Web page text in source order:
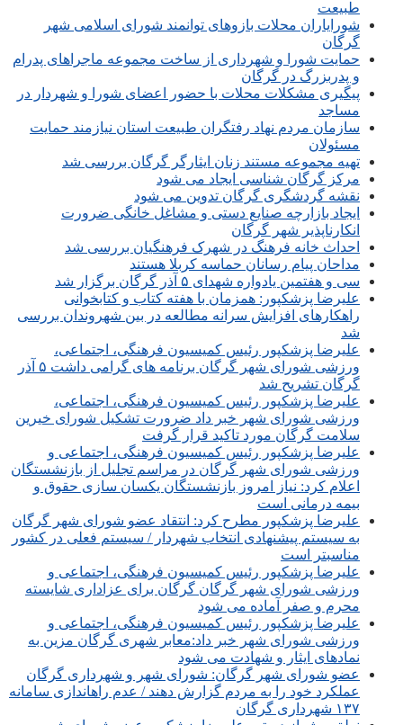
طبیعت
شورایاران محلات بازوهای توانمند شورای اسلامی شهر
گرگان
حمایت شورا و شهرداری از ساخت مجموعه ماجراهای پدرام
و پدربزرگ در گرگان
پیگیری مشکلات محلات با حضور اعضای شورا و شهردار در
مساجد
سازمان مردم نهاد رفتگران طبیعت استان نیازمند حمایت
مسئولان
تهیه مجموعه مستند زنان ایثارگر گرگان بررسی شد
مرکز گرگان شناسی ایجاد می شود
نقشه گردشگری گرگان تدوین می شود
ایجاد بازارچه صنایع دستی و مشاغل خانگی ضرورت
انکارناپذیر شهر گرگان
احداث خانه فرهنگ در شهرک فرهنگیان بررسی شد
مداحان پیام رسانان حماسه کربلا هستند
سی و هفتمین یادواره شهدای ۵ آذر گرگان برگزار شد
علیرضا پزشکپور: همزمان با هفته کتاب و کتابخوانی
راهکارهای افزایش سرانه مطالعه در بین شهروندان بررسی
شد
علیرضا پزشکپور رئیس کمیسیون فرهنگی، اجتماعی،
ورزشی شورای شهر گرگان برنامه های گرامی داشت ۵ آذر
گرگان تشریح شد
علیرضا پزشکپور رئیس کمیسیون فرهنگی، اجتماعی،
ورزشی شورای شهر خبر داد ضرورت تشکیل شورای خیرین
سلامت گرگان مورد تاکید قرار گرفت
علیرضا پزشکپور رئیس کمیسیون فرهنگی، اجتماعی و
ورزشی شورای شهر گرگان در مراسم تجلیل از بازنشستگان
اعلام کرد: نیاز امروز بازنشستگان یکسان سازی حقوق و
بیمه درمانی است
علیرضا پزشکپور مطرح کرد: انتقاد عضو شورای شهر گرگان
به سیستم پیشنهادی انتخاب شهردار / سیستم فعلی در کشور
مناسبتر است
علیرضا پزشکپور رئیس کمیسیون فرهنگی، اجتماعی و
ورزشی شورای شهر گرگان گرگان برای عزاداری شایسته
محرم و صفر آماده می شود
علیرضا پزشکپور رئیس کمیسیون فرهنگی، اجتماعی و
ورزشی شورای شهر خبر داد:معابر شهری گرگان مزین به
نمادهای ایثار و شهادت می شود
عضو شورای شهر گرگان: شورای شهر و شهرداری گرگان
عملکرد خود را به مردم گزارش دهند / عدم راه‎اندازی سامانه
۱۳۷ شهرداری گرگان